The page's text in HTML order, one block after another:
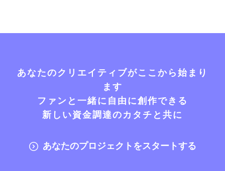
あなたのクリエイティブがここから始まり
ます
ファンと一緒に自由に創作できる
新しい資金調達のカタチと共に
あなたのプロジェクトをスタートする